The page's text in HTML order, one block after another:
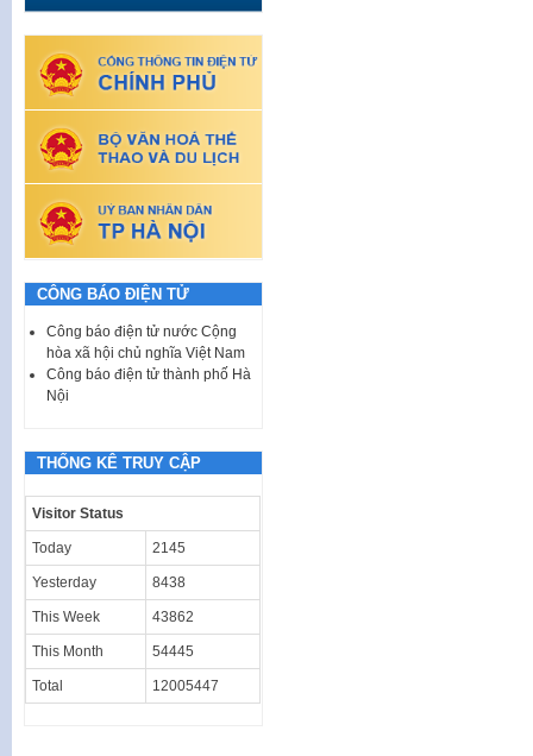
CÔNG BÁO ĐIỆN TỬ
Công báo điện tử nước Cộng
hòa xã hội chủ nghĩa Việt Nam
Công báo điện tử thành phố Hà
Nội
THỐNG KÊ TRUY CẬP
Visitor Status
Today 2145
Yesterday 8438
This Week 43862
This Month 54445
Total 12005447